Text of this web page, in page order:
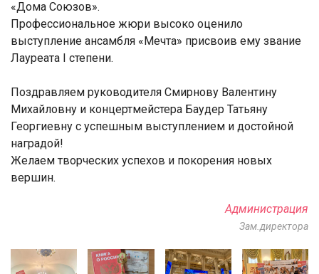
«Дома Союзов».
Профессиональное жюри высоко оценило
выступление ансамбля «Мечта» присвоив ему звание
Лауреата I степени.
Поздравляем руководителя Смирнову Валентину
Михайловну и концертмейстера Баудер Татьяну
Георгиевну с успешным выступлением и достойной
наградой!
Желаем творческих успехов и покорения новых
вершин.
Администрация
Зам.директора